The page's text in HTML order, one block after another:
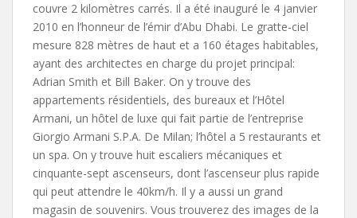
couvre 2 kilomètres carrés. Il a été inauguré le 4 janvier
2010 en l’honneur de l’émir d’Abu Dhabi. Le gratte-ciel
mesure 828 mètres de haut et a 160 étages habitables,
ayant des architectes en charge du projet principal:
Adrian Smith et Bill Baker. On y trouve des
appartements résidentiels, des bureaux et l’Hôtel
Armani, un hôtel de luxe qui fait partie de l’entreprise
Giorgio Armani S.P.A. De Milan; l’hôtel a 5 restaurants et
un spa. On y trouve huit escaliers mécaniques et
cinquante-sept ascenseurs, dont l’ascenseur plus rapide
qui peut attendre le 40km/h. Il y a aussi un grand
magasin de souvenirs. Vous trouverez des images de la